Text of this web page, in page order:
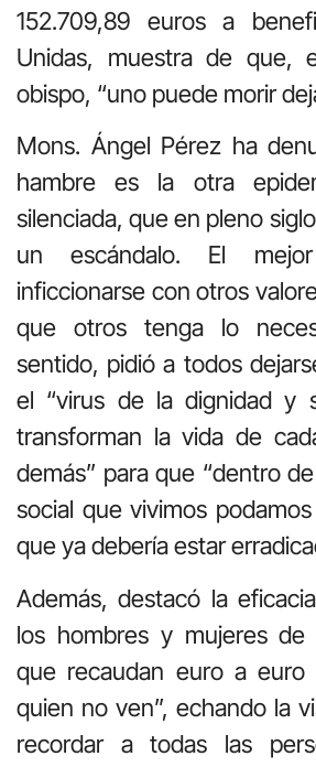
152.709,89 euros a
Unidas, muestra de que,
obispo, “uno puede morir
Mons. Ángel Pérez ha
hambre es la otra
silenciada, que en pleno
un escándalo. El
inficcionarse con otros
que otros tenga lo
sentido, pidió a todos
el “virus de la dignidad y
transforman la vida de
demás” para que “dentro
social que vivimos
que ya debería estar
Además, destacó la
los hombres y mujeres de
que recaudan euro a euro
quien no ven”, echando la
recordar a todas las